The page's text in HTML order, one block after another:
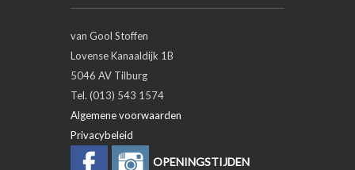
van Gool Stoffen
Lovense Kanaaldijk 1B
5046 AV Tilburg
Tel. (013) 543 1574
Algemene voorwaarden
Privacybeleid
OPENINGSTIJDEN